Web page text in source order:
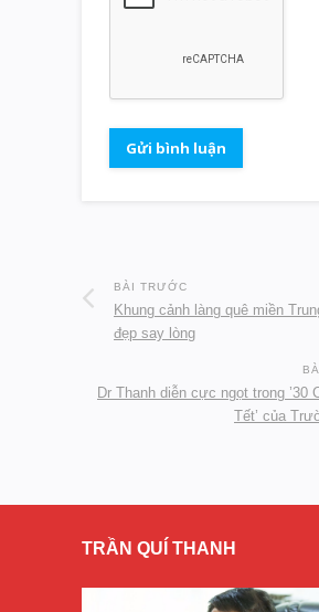
BÀI TRƯỚC
Khung cảnh làng quê miền
đẹp say lòng
Dr Thanh diễn cực ngọt trong ’30
Tết’ của
TRẦN QUÍ THANH